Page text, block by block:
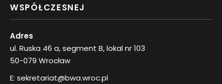
WSPÓŁCZESNEJ
Adres
ul. Ruska 46 a, segment B, lokal nr 103
50-079 Wrocław
E: sekretariat@bwa.wroc.pl